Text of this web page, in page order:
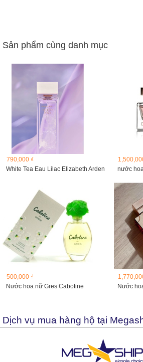
Sản phẩm cùng danh mục
790,000 ₫
White Tea Eau Lilac Elizabeth Arden
nước
500,000 ₫
Nước hoa nữ Gres Cabotine
Dịch vụ mua hàng hộ tại